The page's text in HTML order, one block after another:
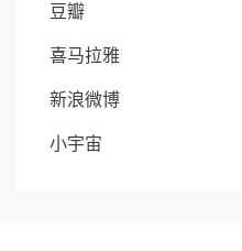
豆瓣
喜马拉雅
新浪微博
小宇宙